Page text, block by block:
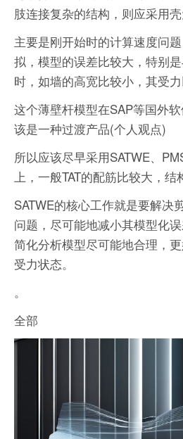
肢连接复杂的结构，则应采用
主要是刚开始时的计算速度问
拟，模型的误差比较大，特别
时，如墙的高宽比较小，其受力
这个薄壁杆模型在SAP等国外
该是一种过渡产品(个人观点)
所以应该尽早采用SATWE、
上，一般TAT的配筋比较大，结
SATWE的核心工作就是要解决
问题，尽可能地减小其模型化
简化分析模型尽可能地合理，
受力状态。
。
全部